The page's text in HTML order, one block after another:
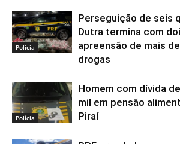
Polícia
Perseguição de seis
Dutra termina com
apreensão de mais
drogas
Polícia
Homem com dívida
mil em pensão
Piraí